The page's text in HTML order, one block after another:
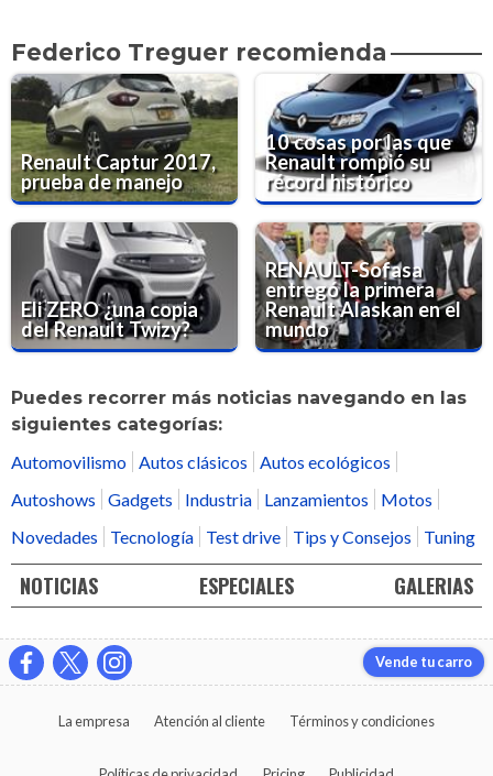
Federico Treguer recomienda
Renault Captur 2017,
prueba de manejo
10 cosas por las que
Renault rompió su
récord histórico
Eli ZERO ¿una copia
del Renault Twizy?
RENAULT-Sofasa
entregó la primera
Renault Alaskan en el
mundo
Puedes recorrer más noticias navegando en las
siguientes categorías:
Automovilismo
Autos clásicos
Autos ecológicos
Autoshows
Gadgets Industria Lanzamientos
Motos
Novedades
Tecnología Test drive Tips y Consejos Tuning
NOTICIAS ESPECIALES GALERIAS
Vende tu carro
La empresa Atención al cliente Términos y condiciones